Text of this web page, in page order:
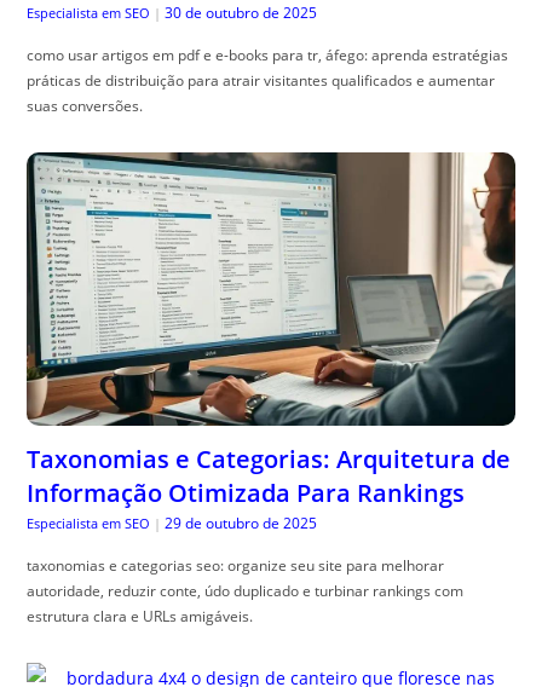
Especialista em SEO | 30 de outubro de 2025
como usar artigos em pdf e e-books para tr, áfego: aprenda estratégias
práticas de distribuição para atrair visitantes qualificados e aumentar
suas conversões.
Taxonomias e Categorias: Arquitetura de
Informação Otimizada Para Rankings
Especialista em SEO | 29 de outubro de 2025
taxonomias e categorias seo: organize seu site para melhorar
autoridade, reduzir conte, údo duplicado e turbinar rankings com
estrutura clara e URLs amigáveis.